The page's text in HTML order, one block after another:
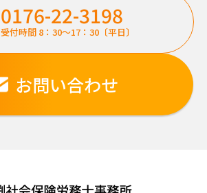
0176-22-3198
受付時間 8：30～17：30〔平日〕
お問い合わせ